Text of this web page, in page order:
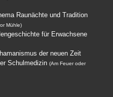
Raunächte und Tradition
Mühle)
für Erwachsene
der neuen Zeit
Schulmedizin (Am Feuer oder